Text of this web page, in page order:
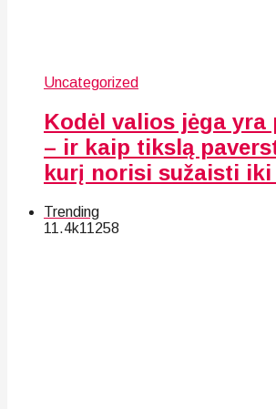
Uncategorized
Kodėl valios jėga yra
– ir kaip tikslą
kurį norisi sužaisti iki
Trending
11.4k11258